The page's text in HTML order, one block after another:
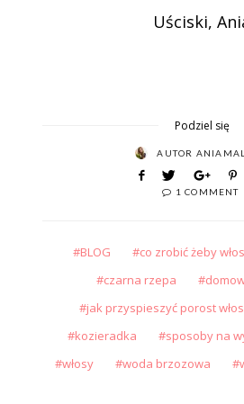
Uściski,
Podziel się
AUTOR
1 COMMENT
BLOG
co zrobić żeby
czarna rzepa
jak przyspieszyć porost
kozieradka
sposoby na
włosy
woda brzozowa